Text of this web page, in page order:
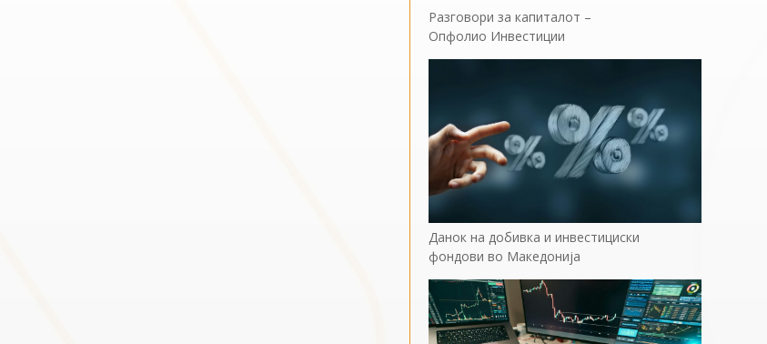
Разговори за капиталот –
Опфолио Инвестиции
Данок на добивка и инвестициски
фондови во Македонија